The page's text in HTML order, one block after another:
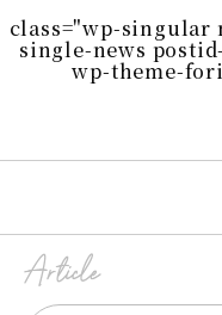
class="wp-singular
single-news
wp-theme-